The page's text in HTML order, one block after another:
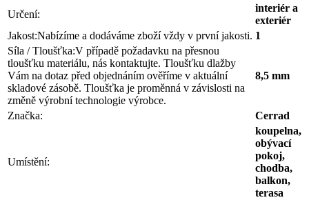
Určení:
interiér a
exteriér
Jakost:Nabízíme a dodáváme zboží vždy v první jakosti. 1
Síla / Tloušťka:V případě požadavku na přesnou
tloušťku materiálu, nás kontaktujte. Tloušťku dlažby
Vám na dotaz před objednáním ověříme v aktuální
skladové zásobě. Tloušťka je proměnná v závislosti na
změně výrobní technologie výrobce.
8,5 mm
Značka: Cerrad
Umístění:
koupelna,
obývací
pokoj,
chodba,
balkon,
terasa